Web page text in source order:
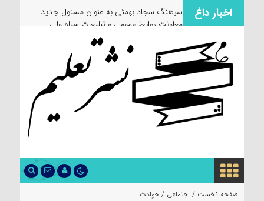
اخبار داغ
سرهنگ سجاد بهمئی به عنوان مسئول جدید
معاونت روابط عمومی و تبلیغات سپاه ولی
عصر(عج) خوزستان معرفی شد
صفحه نخست / اجتماعی / حوادث